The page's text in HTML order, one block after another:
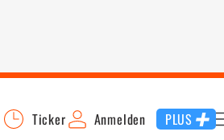
Ticker Anmelden PLUS